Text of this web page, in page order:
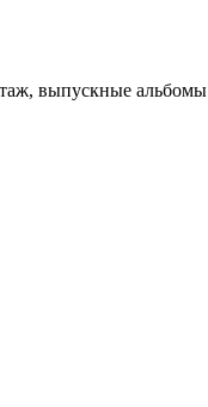
выпускные альбомы